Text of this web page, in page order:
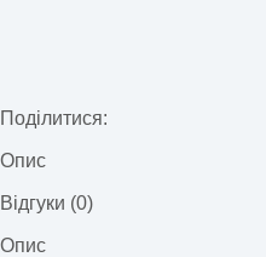
Поділитися:
Опис
Відгуки (0)
Опис